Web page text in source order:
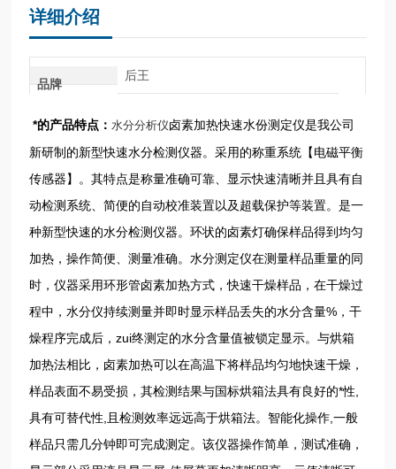
详细介绍
品牌
后王
*的产品特点： 水分分析仪卤素加热快速水份测定仪是我公司
新研制的新型快速水分检测仪器。采用的称重系统【电磁平衡
传感器】。其特点是称量准确可靠、显示快速清晰并且具有自
动检测系统、简便的自动校准装置以及超载保护等装置。是一
种新型快速的水分检测仪器。环状的卤素灯确保样品得到均匀
加热，操作简便、测量准确。水分测定仪在测量样品重量的同
时，仪器采用环形管卤素加热方式，快速干燥样品，在干燥过
程中，水分仪持续测量并即时显示样品丢失的水分含量%，干
燥程序完成后，zui终测定的水分含量值被锁定显示。与烘箱
加热法相比，卤素加热可以在高温下将样品均匀地快速干燥，
样品表面不易受损，其检测结果与国标烘箱法具有良好的*性,
具有可替代性,且检测效率远远高于烘箱法。智能化操作,一般
样品只需几分钟即可完成测定。该仪器操作简单，测试准确，